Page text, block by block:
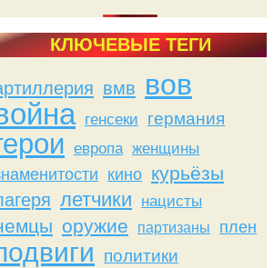
КЛЮЧЕВЫЕ ТЕГИ
вмв вов
генсеки германия
европа женщины
кино курьёзы
летчики нацисты
оружие партизаны плен
политики